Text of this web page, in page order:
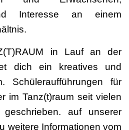
Interesse an einem
in Lauf an der
dich ein kreatives und
Schüleraufführungen für
im Tanz(t)raum seit vielen
auf unserer
weitere Informationen vom